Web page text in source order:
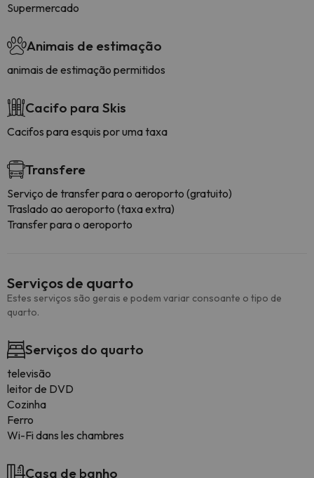
Supermercado
Animais de estimação
animais de estimação permitidos
Cacifo para Skis
Cacifos para esquis por uma taxa
Transfere
Serviço de transfer para o aeroporto (gratuito)
Traslado ao aeroporto (taxa extra)
Transfer para o aeroporto
Serviços de quarto
Estes serviços são gerais e podem variar consoante o tipo de
quarto.
Serviços do quarto
televisão
leitor de DVD
Cozinha
Ferro
Wi-Fi dans les chambres
Casa de banho